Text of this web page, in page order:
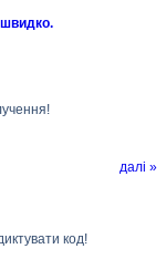
швидко.
далі »
код!